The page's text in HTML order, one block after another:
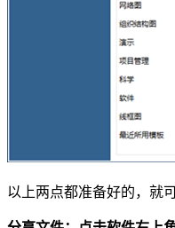
以上两点都准备好的，就